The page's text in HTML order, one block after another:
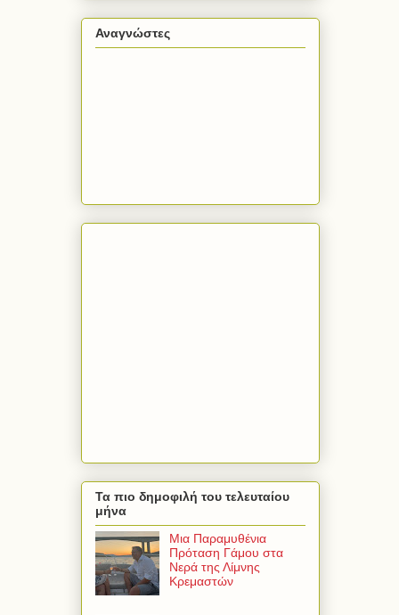
Αναγνώστες
Τα πιο δημοφιλή του τελευταίου
μήνα
Μια Παραμυθένια
Πρόταση Γάμου στα
Νερά της Λίμνης
Κρεμαστών